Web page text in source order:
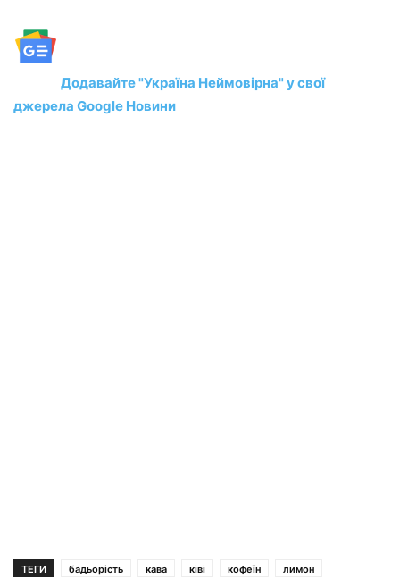
Додавайте "Україна Неймовірна" у свої
джерела Google Новини
ТЕГИ бадьорість кава ківі кофеїн лимон